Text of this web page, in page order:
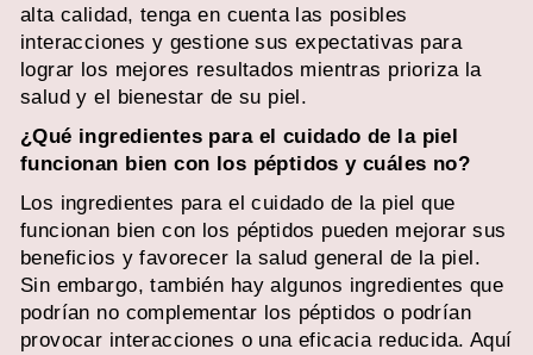
alta calidad, tenga en cuenta las posibles
interacciones y gestione sus expectativas para
lograr los mejores resultados mientras prioriza la
salud y el bienestar de su piel.
¿Qué ingredientes para el cuidado de la piel
funcionan bien con los péptidos y cuáles no?
Los ingredientes para el cuidado de la piel que
funcionan bien con los péptidos pueden mejorar sus
beneficios y favorecer la salud general de la piel.
Sin embargo, también hay algunos ingredientes que
podrían no complementar los péptidos o podrían
provocar interacciones o una eficacia reducida. Aquí